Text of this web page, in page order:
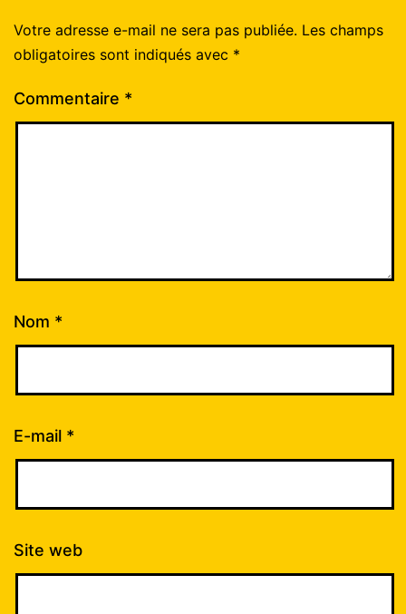
Votre adresse e-mail ne sera pas publiée. Les champs
obligatoires sont indiqués avec *
Commentaire *
Nom *
E-mail *
Site web